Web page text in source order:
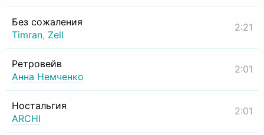
Без сожаления
Timran, Zell
2:21
Ретровейв
Анна Немченко
2:01
Ностальгия
ARCHI
2:01